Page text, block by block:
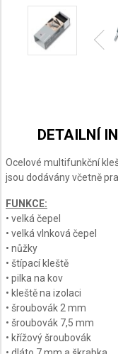
MX
CLIP
DETAILNÍ
Ocelové multifunkční
jsou dodávány včetně
FUNKCE:
• velká čepel
• velká vlnková čepel
• nůžky
• štípací kleště
• pilka na kov
• kleště na izolaci
• šroubovák 2 mm
• šroubovák 7,5 mm
• křížový šroubovák